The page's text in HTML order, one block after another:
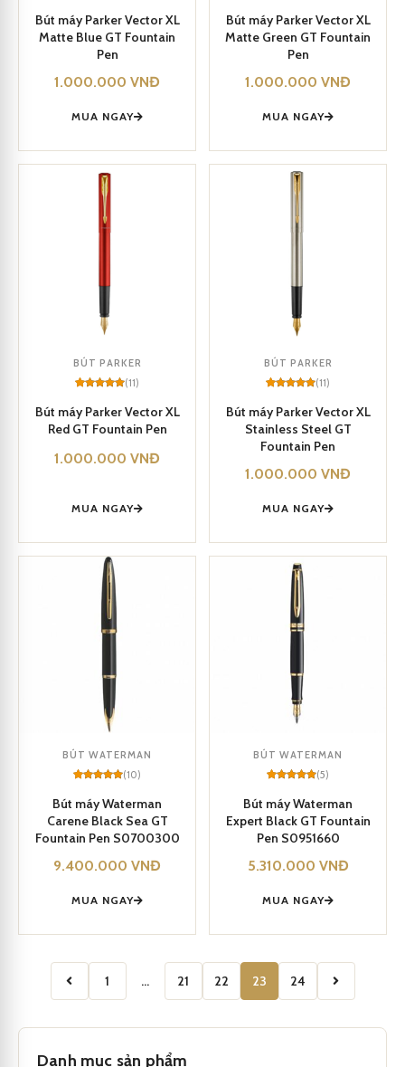
out of 5
based on
customer
Bút máy Parker Vector XL
Matte Blue GT Fountain
Pen
1.000.000 VNĐ
MUA NGAY
out of 5
based on
customer
Bút máy Parker Vector XL
Matte Green GT Fountain
Pen
1.000.000 VNĐ
MUA NGAY
BÚT PARKER
out of 5
based on
customer
(11)
Bút máy Parker Vector XL
Red GT Fountain Pen
1.000.000 VNĐ
MUA NGAY
BÚT PARKER
out of 5
based on
customer
(11)
Bút máy Parker Vector XL
Stainless Steel GT
Fountain Pen
1.000.000 VNĐ
MUA NGAY
BÚT WATERMAN
out of 5
based on
customer
(10)
Bút máy Waterman
Carene Black Sea GT
Fountain Pen S0700300
9.400.000 VNĐ
MUA NGAY
BÚT WATERMAN
out of 5
based on
customer
(5)
Bút máy Waterman
Expert Black GT Fountain
Pen S0951660
5.310.000 VNĐ
MUA NGAY
1 … 21 22 23 24
Danh mục sản phẩm